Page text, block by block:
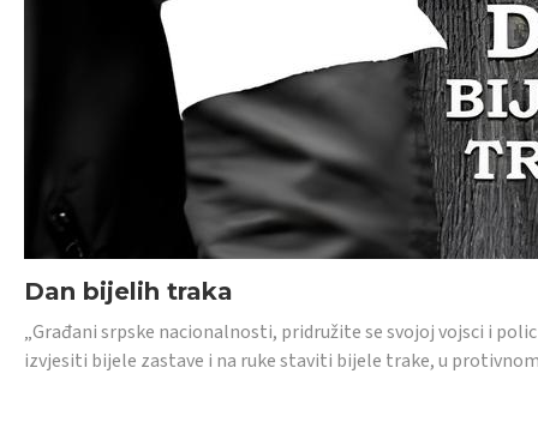
Dan bijelih traka
„Građani srpske nacionalnosti, pridružite se svojoj vojsci i
izvjesiti bijele zastave i na ruke staviti bijele trake, u